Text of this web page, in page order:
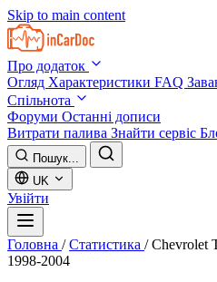
Skip to main content
Про додаток
Огляд Характеристики FAQ
Спільнота
Форуми Останні дописи
Витрати палива Знайти сервіс
Пошук...
UK
Увійти
Головна / Статистика / Chevrolet
1998-2004